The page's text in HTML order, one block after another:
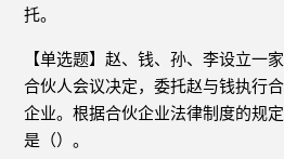
托。
【单选题】赵、钱、孙、李设立一
合伙人会议决定，委托赵与钱执行
企业。根据合伙企业法律制度的规
是（）。